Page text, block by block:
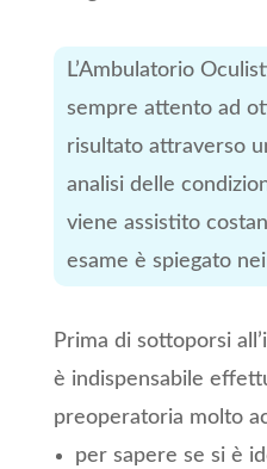
L’Ambulatorio
sempre attento ad
risultato attraverso
analisi delle
viene assistito
esame è spiegato
Prima di sottoporsi
è indispensabile
preoperatoria molto
per sapere se si è